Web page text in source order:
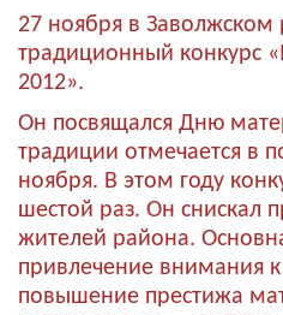
27 ноября в Заволжском
традиционный конкурс
2012».
Он посвящался Дню
традиции отмечается в
ноября. В этом году
шестой раз. Он снискал
жителей района.
привлечение внимания
повышение престижа